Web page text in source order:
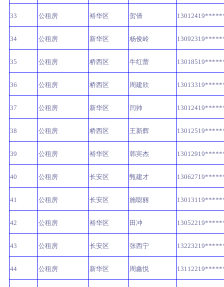
33 公租房 裕华区 贺倩
34 公租房 新华区 杨俊岭
35 公租房 桥西区 牛红蕾
36 公租房 桥西区 周建欣
37 公租房 新华区 闫帅
38 公租房 桥西区 王新辉
39 公租房 裕华区 韩宾杰
40 公租房 长安区 甄建才
41 公租房 长安区 施聪丽
42 公租房 裕华区 田冲
43 公租房 长安区 张西宁
44 公租房 新华区 周鑫悦